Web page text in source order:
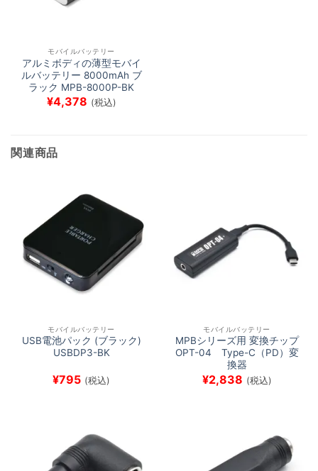
モバイルバッテリー
アルミボディの薄型モバイ
ルバッテリー 8000mAh ブ
ラック MPB-8000P-BK
¥4,378 (税込)
関連商品
モバイルバッテリー
USB電池パック (ブラック)
USBDP3-BK
¥795 (税込)
モバイルバッテリー
MPBシリーズ用 変換チップ
OPT-04 Type-C（PD）変
換器
¥2,838 (税込)